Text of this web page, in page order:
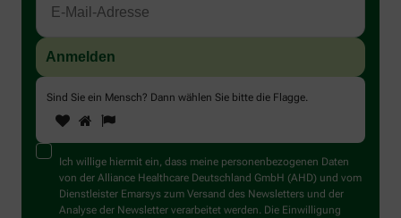
Sind Sie ein Mensch? Dann wählen Sie bitte die Flagge.
Sind
Sie
ein
Mensch?
Dann
wählen
Sie
1 2
Ich willige hiermit ein, dass meine personenbezogenen Daten
von der Alliance Healthcare Deutschland GmbH (AHD) und vom
Dienstleister Emarsys zum Versand des Newsletters und der
Analyse der Newsletter verarbeitet werden. Die Einwilligung